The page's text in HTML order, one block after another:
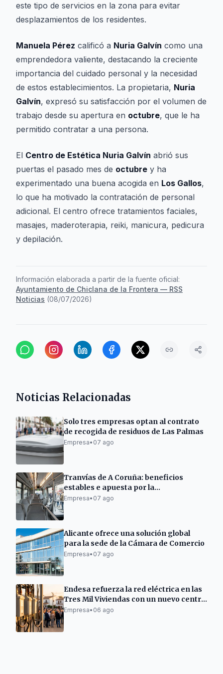
este tipo de servicios en la zona para evitar
desplazamientos de los residentes.
Manuela Pérez calificó a Nuria Galvín como una
emprendedora valiente, destacando la creciente
importancia del cuidado personal y la necesidad
de estos establecimientos. La propietaria, Nuria
Galvín, expresó su satisfacción por el volumen de
trabajo desde su apertura en octubre, que le ha
permitido contratar a una persona.
El Centro de Estética Nuria Galvín abrió sus
puertas el pasado mes de octubre y ha
experimentado una buena acogida en Los Gallos,
lo que ha motivado la contratación de personal
adicional. El centro ofrece tratamientos faciales,
masajes, maderoterapia, reiki, manicura, pedicura
y depilación.
Información elaborada a partir de la fuente oficial:
Ayuntamiento de Chiclana de la Frontera — RSS
Noticias (08/07/2026)
Noticias Relacionadas
Solo tres empresas optan al contrato
de recogida de residuos de Las Palmas
Empresa• 07 ago
Tranvías de A Coruña: beneficios
estables e apuesta por la
electromovilidad
Empresa• 07 ago
Alicante ofrece una solución global
para la sede de la Cámara de Comercio
Empresa• 07 ago
Endesa refuerza la red eléctrica en las
Tres Mil Viviendas con un nuevo centro
de transformación
Empresa• 06 ago